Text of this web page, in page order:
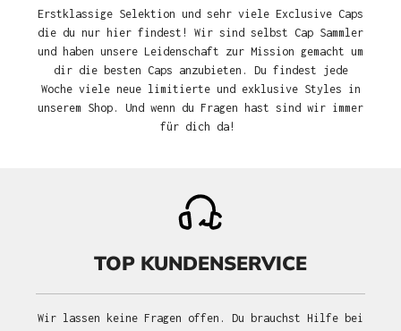
Erstklassige Selektion und sehr viele Exclusive Caps
die du nur hier findest! Wir sind selbst Cap Sammler
und haben unsere Leidenschaft zur Mission gemacht um
dir die besten Caps anzubieten. Du findest jede
Woche viele neue limitierte und exklusive Styles in
unserem Shop. Und wenn du Fragen hast sind wir immer
für dich da!
TOP KUNDENSERVICE
Wir lassen keine Fragen offen. Du brauchst Hilfe bei